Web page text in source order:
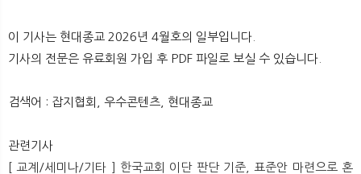
뉴
이 기사는 현대종교 2026년 4월호의 일부입니다.
기사의 전문은 유료회원 가입 후 PDF 파일로 보실 수 있습니다.
검색어 : 잡지협회, 우수콘텐츠, 현대종교
관련기사
[ 교계/세미나/기타 ] 한국교회 이단 판단 기준, 표준안 마련으로 혼